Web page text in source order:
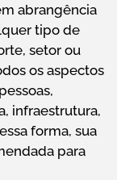
abrangência
tipo de
setor ou
os aspectos
infraestrutura,
forma, sua
para